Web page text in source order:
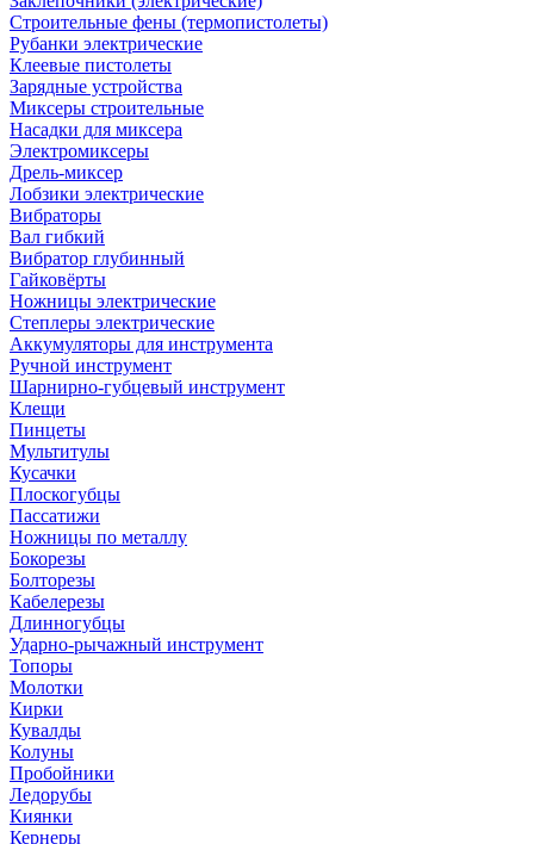
Строительные фены (термопистолеты)
Рубанки электрические
Клеевые пистолеты
Зарядные устройства
Миксеры строительные
Насадки для миксера
Электромиксеры
Дрель-миксер
Лобзики электрические
Вибраторы
Вал гибкий
Вибратор глубинный
Гайковёрты
Ножницы электрические
Степлеры электрические
Аккумуляторы для инструмента
Ручной инструмент
Шарнирно-губцевый инструмент
Клещи
Пинцеты
Мультитулы
Кусачки
Плоскогубцы
Пассатижи
Ножницы по металлу
Бокорезы
Болторезы
Кабелерезы
Длинногубцы
Ударно-рычажный инструмент
Топоры
Молотки
Кирки
Кувалды
Колуны
Пробойники
Ледорубы
Киянки
Кернеры